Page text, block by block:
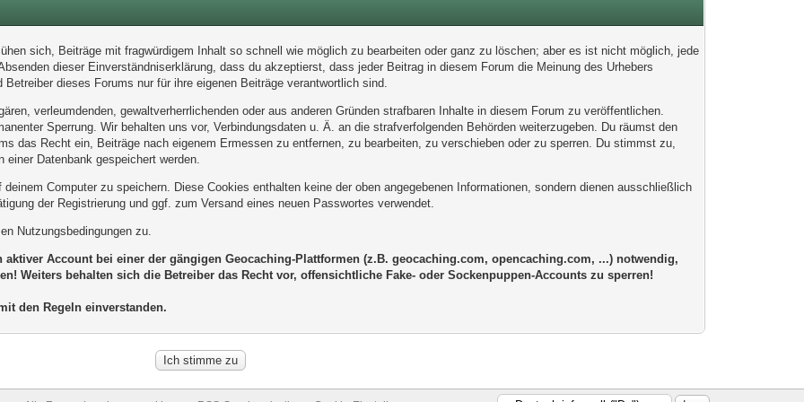
sich, Beiträge mit fragwürdigem Inhalt so schnell wie möglich zu bearbeiten oder ganz zu löschen; aber es ist nicht möglich, jede
dieser Einverständniserklärung, dass du akzeptierst, dass jeder Beitrag in diesem Forum die Meinung des Urhebers
dieses Forums nur für ihre eigenen Beiträge verantwortlich sind.
verleumdenden, gewaltverherrlichenden oder aus anderen Gründen strafbaren Inhalte in diesem Forum zu veröffentlichen.
Sperrung. Wir behalten uns vor, Verbindungsdaten u. Ä. an die strafverfolgenden Behörden weiterzugeben. Du räumst den
das Recht ein, Beiträge nach eigenem Ermessen zu entfernen, zu bearbeiten, zu verschieben oder zu sperren. Du stimmst zu,
einer Datenbank gespeichert werden.
Computer zu speichern. Diese Cookies enthalten keine der oben angegebenen Informationen, sondern dienen ausschließlich
der Registrierung und ggf. zum Versand eines neuen Passwortes verwendet.
Nutzungsbedingungen zu.
Account bei einer der gängigen Geocaching-Plattformen (z.B. geocaching.com, opencaching.com, ...) notwendig,
Weiters behalten sich die Betreiber das Recht vor, offensichtliche Fake- oder Sockenpuppen-Accounts zu sperren!
den Regeln einverstanden.